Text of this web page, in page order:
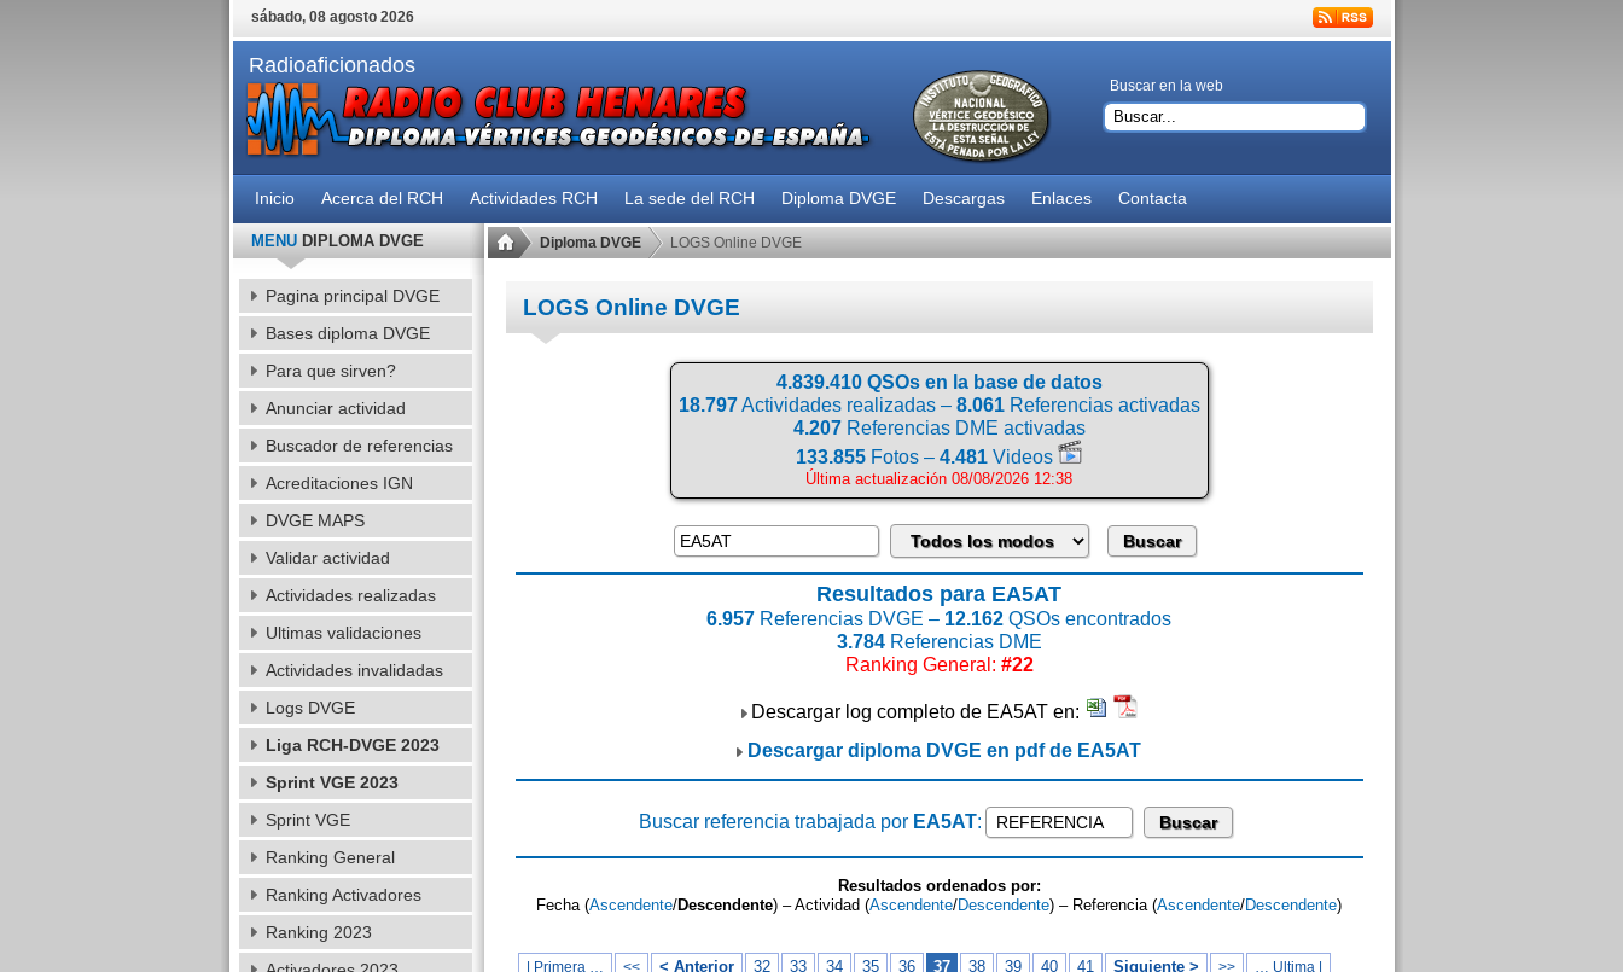
sábado, 08 agosto 2026
Radioaficionados
Buscar en la web
Inicio Acerca del RCH Actividades RCH La sede del RCH Diploma DVGE Descargas Enlaces Contacta
Diploma DVGE LOGS Online DVGE
LOGS Online DVGE
4.839.410 QSOs en la base de datos
18.797Actividades realizadas – 8.061Referencias activadas
4.207Referencias DME activadas
133.855 Fotos – 4.481 Videos
Última actualización 08/08/2026 12:38
Resultados para EA5AT
6.957 Referencias DVGE – 12.162 QSOs encontrados
3.784Referencias DME
Ranking General: #22
Descargar log completo de EA5AT en:
Descargar diploma DVGE en pdf de EA5AT
Buscar referencia trabajada por EA5AT:
Resultados ordenados por:
Fecha (Ascendente/Descendente) – Actividad (Ascendente/Descendente) – Referencia (Ascendente/Descendente)
| Primera … << < Anterior 32 33 34 35 36 37 38 39 40 41 Siguiente > >> … Ultima |
MENUDIPLOMA DVGE
Pagina principal DVGE
Bases diploma DVGE
Para que sirven?
Anunciar actividad
Buscador de referencias
Acreditaciones IGN
DVGE MAPS
Validar actividad
Actividades realizadas
Ultimas validaciones
Actividades invalidadas
Logs DVGE
Liga RCH-DVGE 2023
Sprint VGE 2023
Sprint VGE
Ranking General
Ranking Activadores
Ranking 2023